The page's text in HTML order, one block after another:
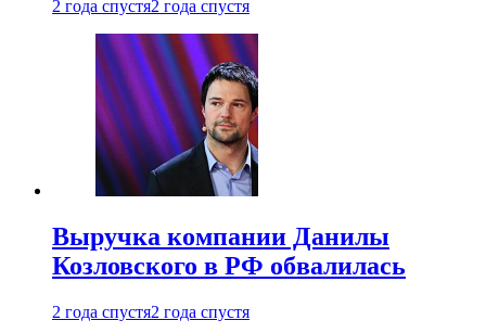
2 года спустя2 года спустя
Выручка компании Данилы
Козловского в РФ обвалилась
2 года спустя2 года спустя